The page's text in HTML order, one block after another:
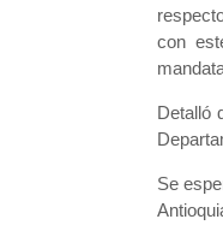
con
Detalló
Se